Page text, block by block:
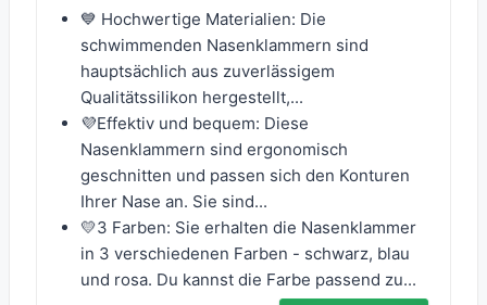
💙 Hochwertige Materialien: Die
schwimmenden Nasenklammern sind
hauptsächlich aus zuverlässigem
Qualitätssilikon hergestellt,...
💜Effektiv und bequem: Diese
Nasenklammern sind ergonomisch
geschnitten und passen sich den Konturen
Ihrer Nase an. Sie sind...
💛3 Farben: Sie erhalten die Nasenklammer
in 3 verschiedenen Farben - schwarz, blau
und rosa. Du kannst die Farbe passend zu...